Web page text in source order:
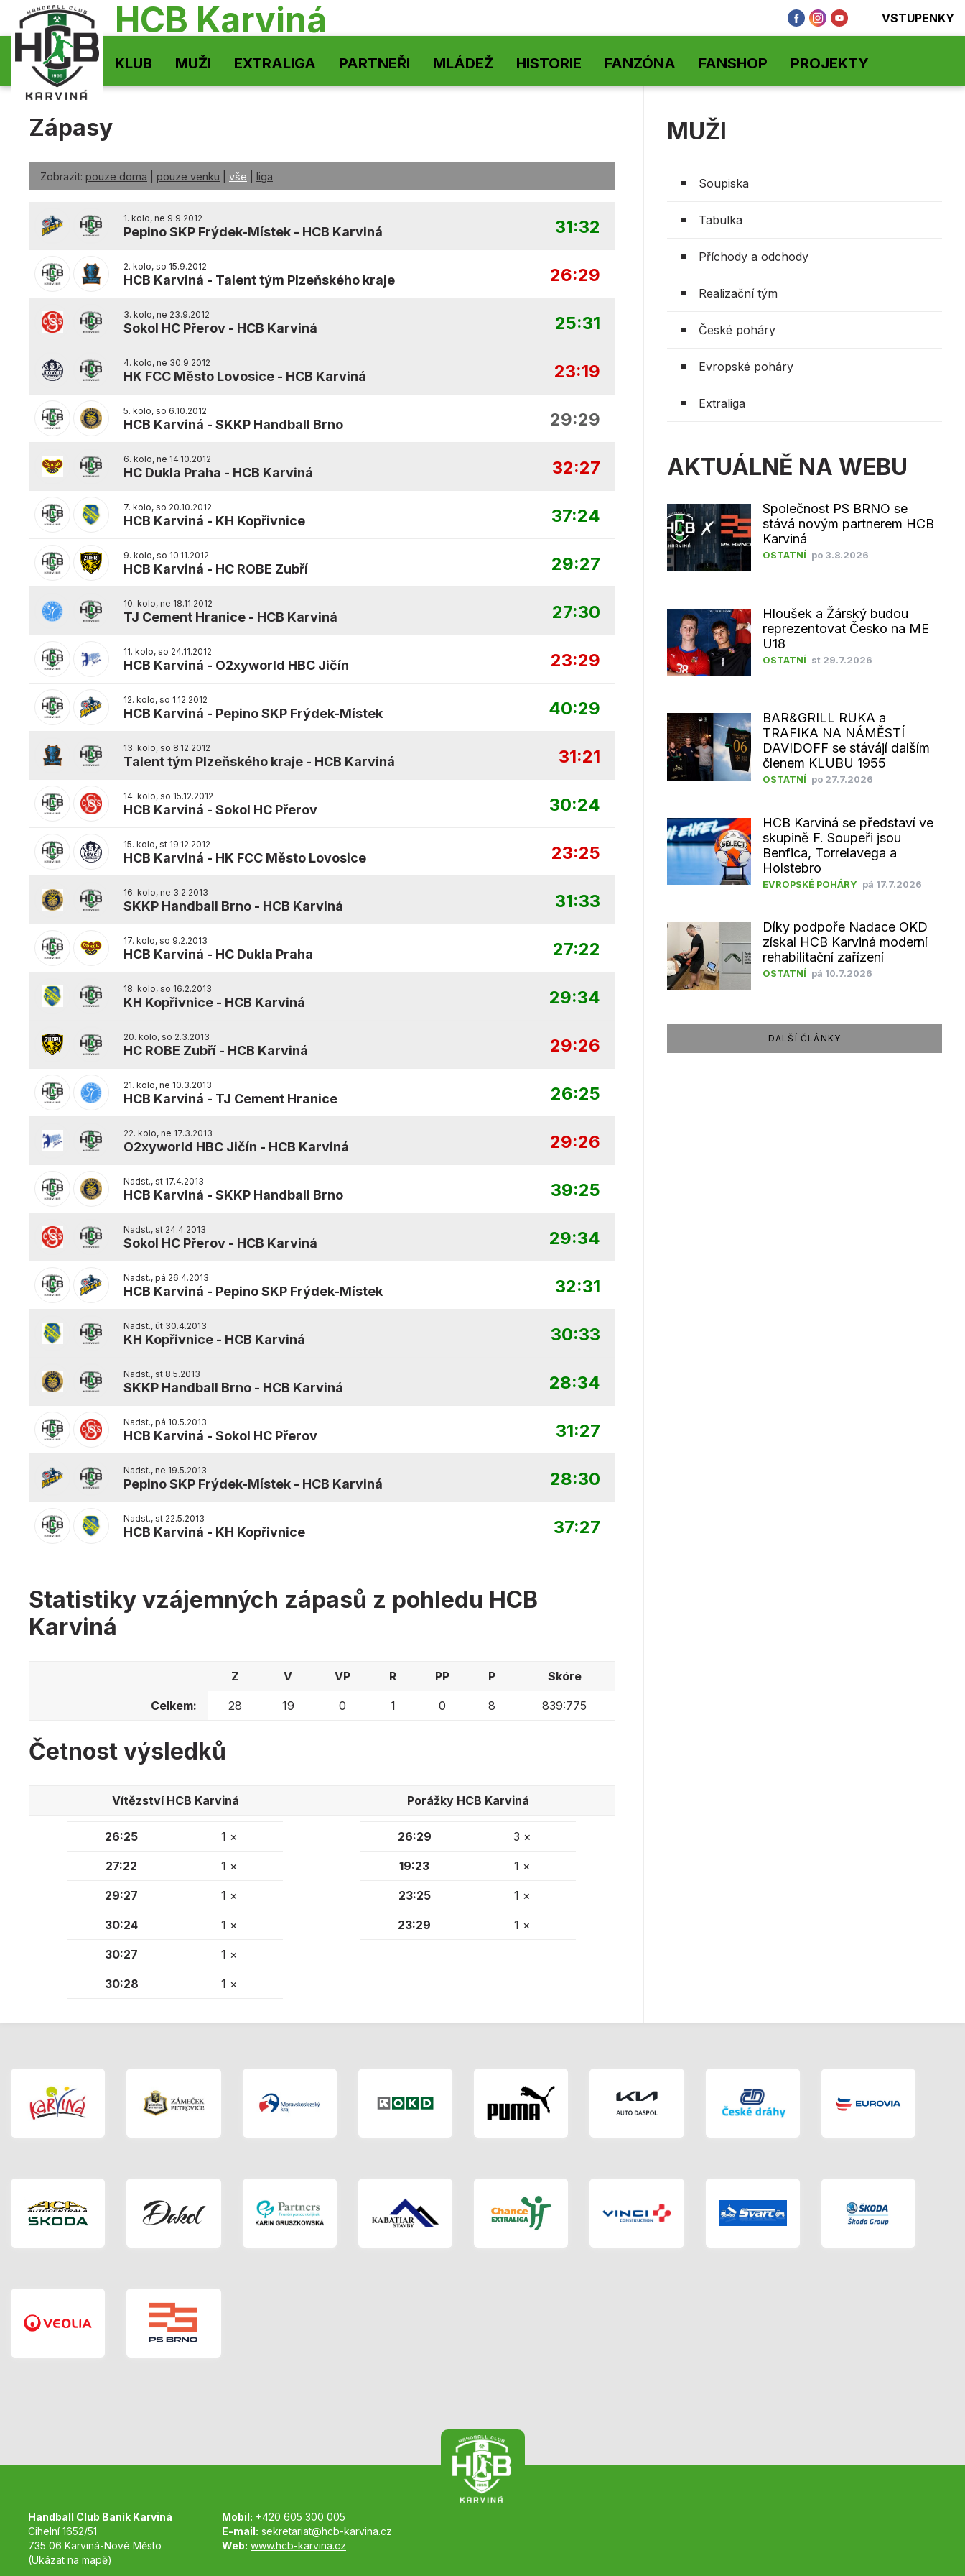
HCB Karviná VSTUPENKY
KLUB MUŽI EXTRALIGA PARTNEŘI MLÁDEŽ HISTORIE FANZÓNA FANSHOP PROJEKTY
Zápasy
Zobrazit: pouze doma pouze venku vše liga
1. kolo, ne 9.9.2012
Pepino SKP Frýdek-Místek - HCB Karviná 31:32
2. kolo, so 15.9.2012
HCB Karviná - Talent tým Plzeňského kraje 26:29
3. kolo, ne 23.9.2012
Sokol HC Přerov - HCB Karviná 25:31
4. kolo, ne 30.9.2012
HK FCC Město Lovosice - HCB Karviná 23:19
5. kolo, so 6.10.2012
HCB Karviná - SKKP Handball Brno 29:29
6. kolo, ne 14.10.2012
HC Dukla Praha - HCB Karviná 32:27
7. kolo, so 20.10.2012
HCB Karviná - KH Kopřivnice 37:24
9. kolo, so 10.11.2012
HCB Karviná - HC ROBE Zubří 29:27
10. kolo, ne 18.11.2012
TJ Cement Hranice - HCB Karviná 27:30
11. kolo, so 24.11.2012
HCB Karviná - O2xyworld HBC Jičín 23:29
12. kolo, so 1.12.2012
HCB Karviná - Pepino SKP Frýdek-Místek 40:29
13. kolo, so 8.12.2012
Talent tým Plzeňského kraje - HCB Karviná 31:21
14. kolo, so 15.12.2012
HCB Karviná - Sokol HC Přerov 30:24
15. kolo, st 19.12.2012
HCB Karviná - HK FCC Město Lovosice 23:25
16. kolo, ne 3.2.2013
SKKP Handball Brno - HCB Karviná 31:33
17. kolo, so 9.2.2013
HCB Karviná - HC Dukla Praha 27:22
18. kolo, so 16.2.2013
KH Kopřivnice - HCB Karviná 29:34
20. kolo, so 2.3.2013
HC ROBE Zubří - HCB Karviná 29:26
21. kolo, ne 10.3.2013
HCB Karviná - TJ Cement Hranice 26:25
22. kolo, ne 17.3.2013
O2xyworld HBC Jičín - HCB Karviná 29:26
Nadst., st 17.4.2013
HCB Karviná - SKKP Handball Brno 39:25
Nadst., st 24.4.2013
Sokol HC Přerov - HCB Karviná 29:34
Nadst., pá 26.4.2013
HCB Karviná - Pepino SKP Frýdek-Místek 32:31
Nadst., út 30.4.2013
KH Kopřivnice - HCB Karviná 30:33
Nadst., st 8.5.2013
SKKP Handball Brno - HCB Karviná 28:34
Nadst., pá 10.5.2013
HCB Karviná - Sokol HC Přerov 31:27
Nadst., ne 19.5.2013
Pepino SKP Frýdek-Místek - HCB Karviná 28:30
Nadst., st 22.5.2013
HCB Karviná - KH Kopřivnice 37:27
Statistiky vzájemných zápasů z pohledu HCB
Karviná
Z V VP R PP P Skóre
Celkem: 28 19 0 1 0 8 839:775
Četnost výsledků
Vítězství HCB Karviná Porážky HCB Karviná
26:25 1 ×
27:22 1 ×
29:27 1 ×
30:24 1 ×
30:27 1 ×
30:28 1 ×
26:29 3 ×
19:23 1 ×
23:25 1 ×
23:29 1 ×
MUŽI
Soupiska
Tabulka
Příchody a odchody
Realizační tým
České poháry
Evropské poháry
Extraliga
AKTUÁLNĚ NA WEBU
Společnost PS BRNO se
stává novým partnerem HCB
Karviná
OSTATNÍ po 3.8.2026
Hloušek a Žárský budou
reprezentovat Česko na ME
U18
OSTATNÍ st 29.7.2026
BAR&GRILL RUKA a
TRAFIKA NA NÁMĚSTÍ
DAVIDOFF se stávájí dalším
členem KLUBU 1955
OSTATNÍ po 27.7.2026
HCB Karviná se představí ve
skupině F. Soupeři jsou
Benfica, Torrelavega a
Holstebro
EVROPSKÉ POHÁRY pá 17.7.2026
Díky podpoře Nadace OKD
získal HCB Karviná moderní
rehabilitační zařízení
OSTATNÍ pá 10.7.2026
DALŠÍ ČLÁNKY
Handball Club Baník Karviná
Cihelní 1652/51
735 06 Karviná-Nové Město
(Ukázat na mapě)
Mobil: +420 605 300 005
E-mail: sekretariat@hcb-karvina.cz
Web: www.hcb-karvina.cz